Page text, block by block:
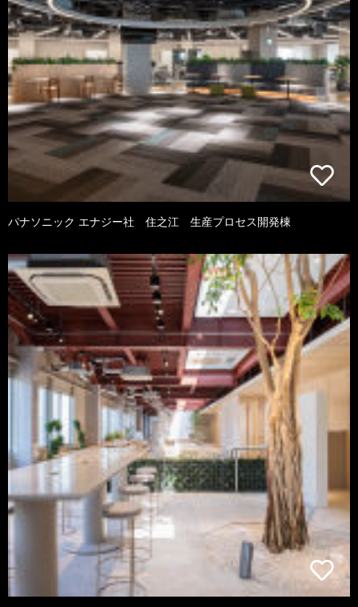
パナソニック エナジー社 住之江 生産プロセス開発棟